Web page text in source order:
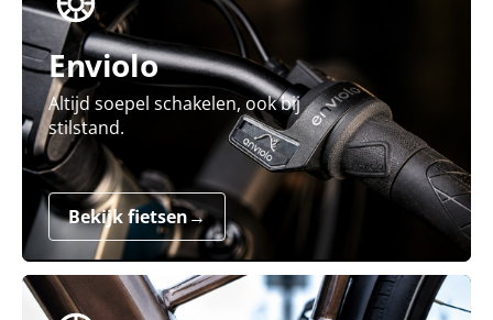
Enviolo
Altijd soepel schakelen, ook bij
stilstand.
Bekijk fietsen→